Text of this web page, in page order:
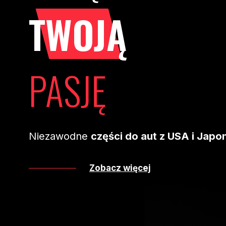
TWOJĄ
PASJĘ
Niezawodne części do aut z USA i
Zobacz więcej